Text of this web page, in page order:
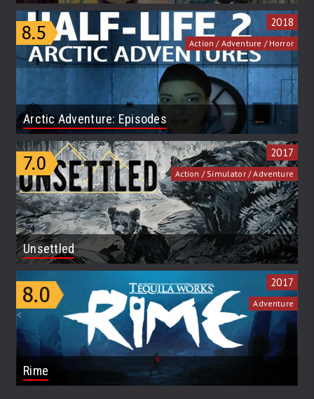
Arctic Adventure: Episodes
2018
Action / Adventure / Horror
Unsettled
2017
Action / Simulator / Adventure
<
Rime
2017
Adventure